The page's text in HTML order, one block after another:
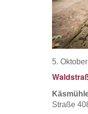
5.
Straße